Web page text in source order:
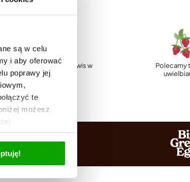
są w celu
i aby oferować
poprawy jej
te
możesz
Profesjonalny serwis w
Polsce
Polecamy